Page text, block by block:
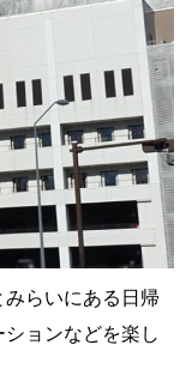
らいにある日帰
ョンなどを楽し